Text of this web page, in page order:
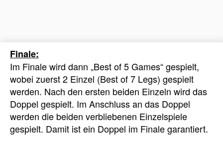
Finale:
Im Finale wird dann „Best of 5 Games“ gespielt,
wobei zuerst 2 Einzel (Best of 7 Legs) gespielt
werden. Nach den ersten beiden Einzeln wird das
Doppel gespielt. Im Anschluss an das Doppel
werden die beiden verbliebenen Einzelspiele
gespielt. Damit ist ein Doppel im Finale garantiert.